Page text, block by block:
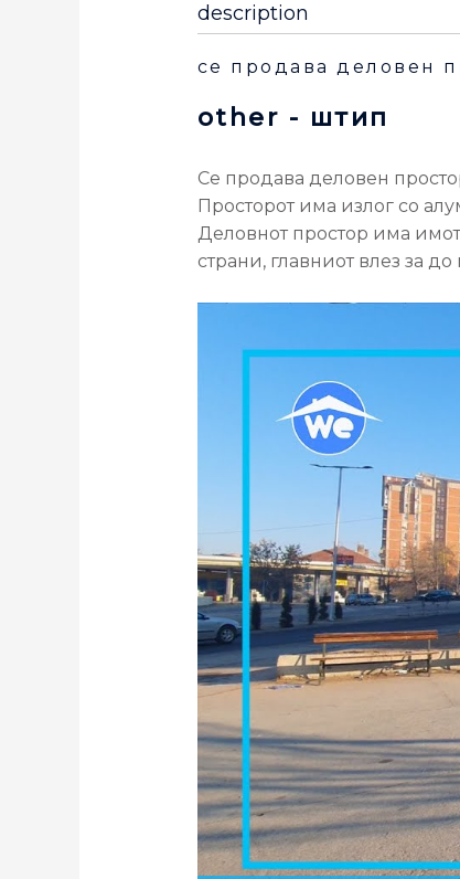
description
се продава деловен
other - штип
Се продава деловен
Просторот има излог со
Деловнот простор има
страни, главниот влез за